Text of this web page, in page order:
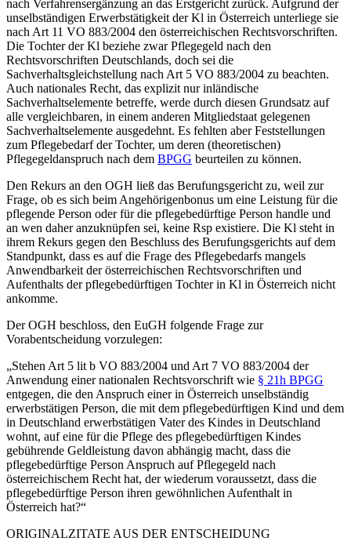
nach Verfahrensergänzung an das Erstgericht zurück. Aufgrund der
unselbständigen Erwerbstätigkeit der Kl in Österreich unterliege sie
nach Art 11 VO 883/2004 den österreichischen Rechtsvorschriften.
Die Tochter der Kl beziehe zwar Pflegegeld nach den
Rechtsvorschriften Deutschlands, doch sei die
Sachverhaltsgleichstellung nach Art 5 VO 883/2004 zu beachten.
Auch nationales Recht, das explizit nur inländische
Sachverhaltselemente betreffe, werde durch diesen Grundsatz auf
alle vergleichbaren, in einem anderen Mitgliedstaat gelegenen
Sachverhaltselemente ausgedehnt. Es fehlten aber Feststellungen
zum Pflegebedarf der Tochter, um deren (theoretischen)
Pflegegeldanspruch nach dem BPGG beurteilen zu können.
Den Rekurs an den OGH ließ das Berufungsgericht zu, weil zur
Frage, ob es sich beim Angehörigenbonus um eine Leistung für die
pflegende Person oder für die pflegebedürftige Person handle und
an wen daher anzuknüpfen sei, keine Rsp existiere. Die Kl steht in
ihrem Rekurs gegen den Beschluss des Berufungsgerichts auf dem
Standpunkt, dass es auf die Frage des Pflegebedarfs mangels
Anwendbarkeit der österreichischen Rechtsvorschriften und
Aufenthalts der pflegebedürftigen Tochter in Kl in Österreich nicht
ankomme.
Der OGH beschloss, den EuGH folgende Frage zur
Vorabentscheidung vorzulegen:
„Stehen Art 5 lit b VO 883/2004 und Art 7 VO 883/2004 der
Anwendung einer nationalen Rechtsvorschrift wie § 21h BPGG
entgegen, die den Anspruch einer in Österreich unselbständig
erwerbstätigen Person, die mit dem pflegebedürftigen Kind und dem
in Deutschland erwerbstätigen Vater des Kindes in Deutschland
wohnt, auf eine für die Pflege des pflegebedürftigen Kindes
gebührende Geldleistung davon abhängig macht, dass die
pflegebedürftige Person Anspruch auf Pflegegeld nach
österreichischem Recht hat, der wiederum voraussetzt, dass die
pflegebedürftige Person ihren gewöhnlichen Aufenthalt in
Österreich hat?“
ORIGINALZITATE AUS DER ENTSCHEIDUNG